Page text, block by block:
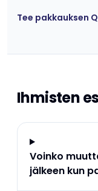
Tee pakkauksen
Ihmisten
Voinko
jälkeen kun